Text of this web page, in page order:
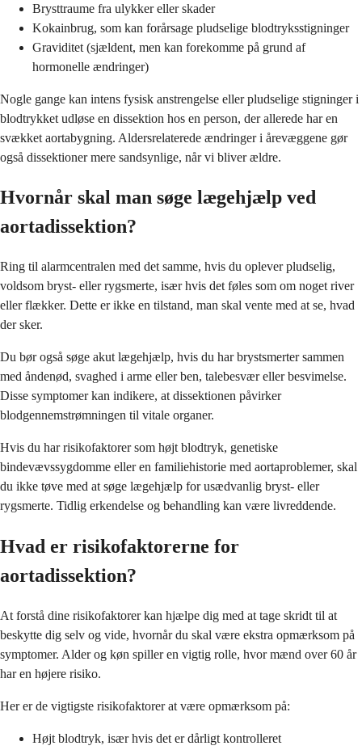
Brysttraume fra ulykker eller skader
Kokainbrug, som kan forårsage pludselige blodtryksstigninger
Graviditet (sjældent, men kan forekomme på grund af
hormonelle ændringer)
Nogle gange kan intens fysisk anstrengelse eller pludselige stigninger i
blodtrykket udløse en dissektion hos en person, der allerede har en
svækket aortabygning. Aldersrelaterede ændringer i årevæggene gør
også dissektioner mere sandsynlige, når vi bliver ældre.
Hvornår skal man søge lægehjælp ved
aortadissektion?
Ring til alarmcentralen med det samme, hvis du oplever pludselig,
voldsom bryst- eller rygsmerte, især hvis det føles som om noget river
eller flækker. Dette er ikke en tilstand, man skal vente med at se, hvad
der sker.
Du bør også søge akut lægehjælp, hvis du har brystsmerter sammen
med åndenød, svaghed i arme eller ben, talebesvær eller besvimelse.
Disse symptomer kan indikere, at dissektionen påvirker
blodgennemstrømningen til vitale organer.
Hvis du har risikofaktorer som højt blodtryk, genetiske
bindevævssygdomme eller en familiehistorie med aortaproblemer, skal
du ikke tøve med at søge lægehjælp for usædvanlig bryst- eller
rygsmerte. Tidlig erkendelse og behandling kan være livreddende.
Hvad er risikofaktorerne for
aortadissektion?
At forstå dine risikofaktorer kan hjælpe dig med at tage skridt til at
beskytte dig selv og vide, hvornår du skal være ekstra opmærksom på
symptomer. Alder og køn spiller en vigtig rolle, hvor mænd over 60 år
har en højere risiko.
Her er de vigtigste risikofaktorer at være opmærksom på:
Højt blodtryk, især hvis det er dårligt kontrolleret